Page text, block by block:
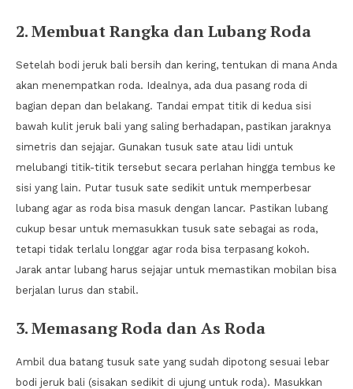
2. Membuat Rangka dan Lubang Roda
Setelah bodi jeruk bali bersih dan kering, tentukan di mana Anda
akan menempatkan roda. Idealnya, ada dua pasang roda di
bagian depan dan belakang. Tandai empat titik di kedua sisi
bawah kulit jeruk bali yang saling berhadapan, pastikan jaraknya
simetris dan sejajar. Gunakan tusuk sate atau lidi untuk
melubangi titik-titik tersebut secara perlahan hingga tembus ke
sisi yang lain. Putar tusuk sate sedikit untuk memperbesar
lubang agar as roda bisa masuk dengan lancar. Pastikan lubang
cukup besar untuk memasukkan tusuk sate sebagai as roda,
tetapi tidak terlalu longgar agar roda bisa terpasang kokoh.
Jarak antar lubang harus sejajar untuk memastikan mobilan bisa
berjalan lurus dan stabil.
3. Memasang Roda dan As Roda
Ambil dua batang tusuk sate yang sudah dipotong sesuai lebar
bodi jeruk bali (sisakan sedikit di ujung untuk roda). Masukkan